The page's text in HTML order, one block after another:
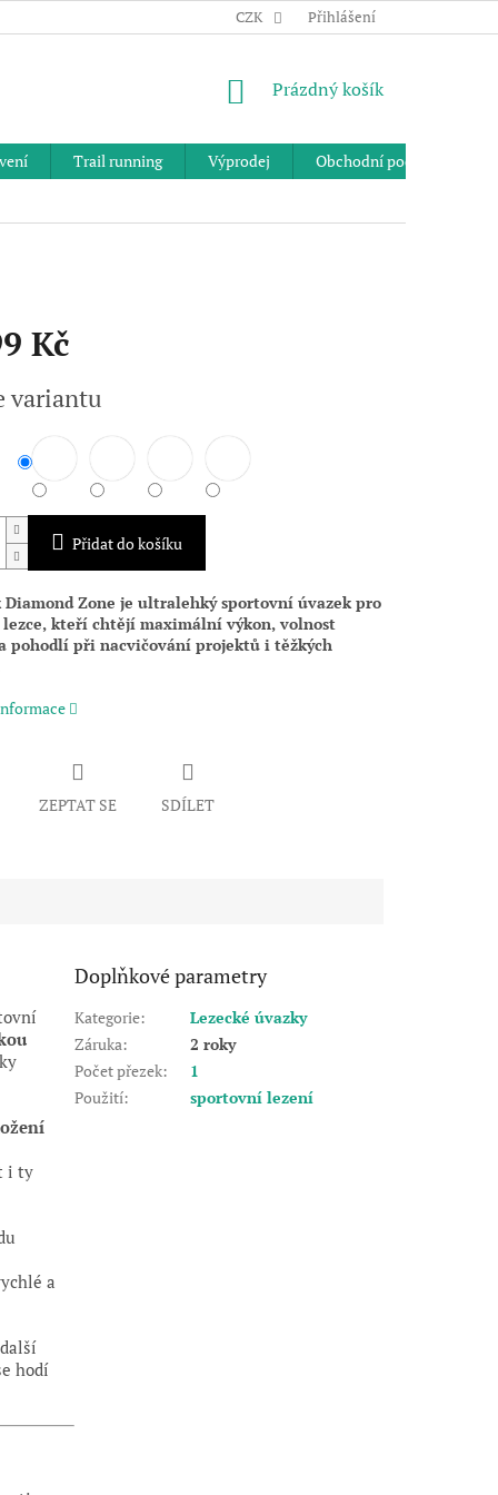
CZK Přihlášení
NÁKUPNÍ
Prázdný košík
Trail running Výprodej
Obchodní podmínky
Kč
variantu
Přidat do košíku
Diamond Zone je ultralehký sportovní úvazek pro
lezce, kteří chtějí maximální výkon, volnost
pohodlí při nacvičování projektů i těžkých
ZEPTAT SE SDÍLET
i ty
a
hodí
Doplňkové parametry
Kategorie:
Lezecké úvazky
Záruka:
2 roky
Počet přezek:
1
Použití: sportovní lezení